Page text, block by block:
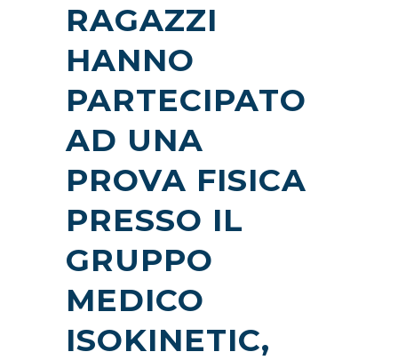
RAGAZZI
HANNO
PARTECIPATO
AD UNA
PROVA FISICA
PRESSO IL
GRUPPO
MEDICO
ISOKINETIC,